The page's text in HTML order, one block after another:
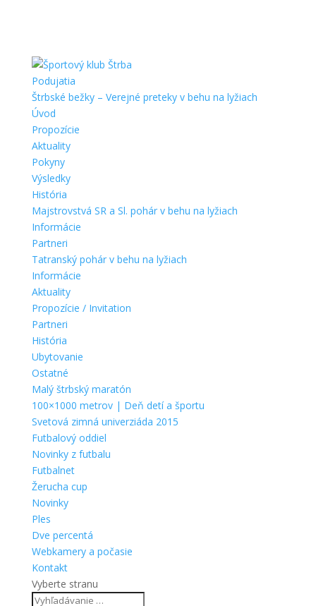
Podujatia
Štrbské bežky – Verejné preteky v behu na lyžiach
Úvod
Propozície
Aktuality
Pokyny
Výsledky
História
Majstrovstvá SR a Sl. pohár v behu na lyžiach
Informácie
Partneri
Tatranský pohár v behu na lyžiach
Informácie
Aktuality
Propozície / Invitation
Partneri
História
Ubytovanie
Ostatné
Malý štrbský maratón
100×1000 metrov | Deň detí a športu
Svetová zimná univerziáda 2015
Futbalový oddiel
Novinky z futbalu
Futbalnet
Žerucha cup
Novinky
Ples
Dve percentá
Webkamery a počasie
Kontakt
Vyberte stranu